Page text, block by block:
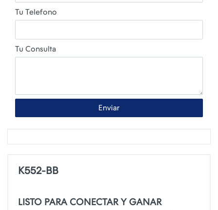
Tu Telefono
Tu Consulta
Enviar
K552-BB
LISTO PARA CONECTAR Y GANAR